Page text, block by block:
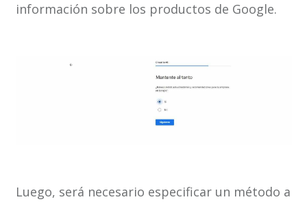
información sobre los productos de Google.
Luego, será necesario especificar un método a